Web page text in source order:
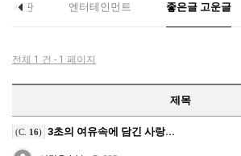
게시판 엔터테인먼트 좋은글 고운글
전체 1 건 - 1 페이지
제목
(C. 16) 3초의 여유속에 담긴 사랑...